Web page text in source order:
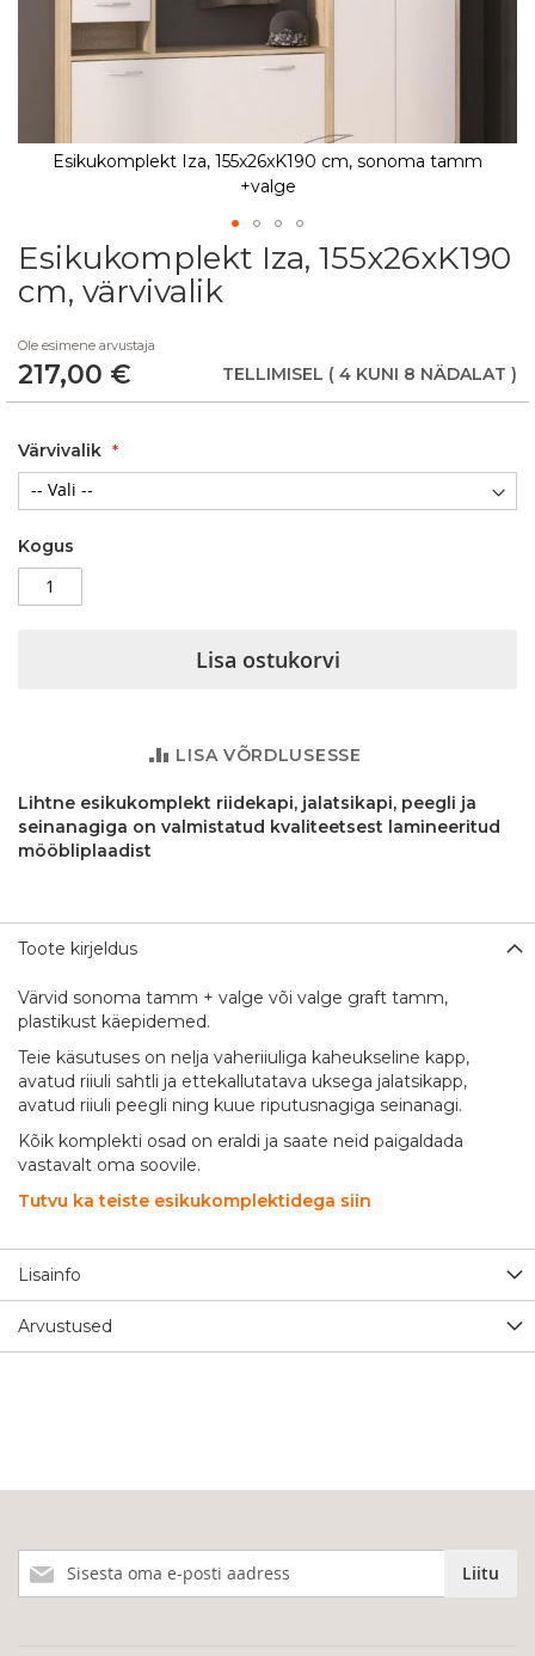
Esikukomplekt Iza, 155x26xK190 cm, sonoma tamm
+valge
Skip
to
the
of
the
images
Esikukomplekt Iza, 155x26xK190
cm, värvivalik
Ole esimene arvustaja
217,00 € TELLIMISEL ( 4 KUNI 8 NÄDALAT )
Värvivalik
Kogus
Lisa ostukorvi
LISA VÕRDLUSESSE
Lihtne esikukomplekt riidekapi, jalatsikapi, peegli ja
seinanagiga on valmistatud kvaliteetsest lamineeritud
mööbliplaadist
Toote kirjeldus
Värvid sonoma tamm + valge või valge graft tamm,
plastikust käepidemed.
Teie käsutuses on nelja vaheriiuliga kaheukseline kapp,
avatud riiuli sahtli ja ettekallutatava uksega jalatsikapp,
avatud riiuli peegli ning kuue riputusnagiga seinanagi.
Kõik komplekti osad on eraldi ja saate neid paigaldada
vastavalt oma soovile.
Tutvu ka teiste esikukomplektidega siin
Lisainfo
Arvustused
meie
Liitu